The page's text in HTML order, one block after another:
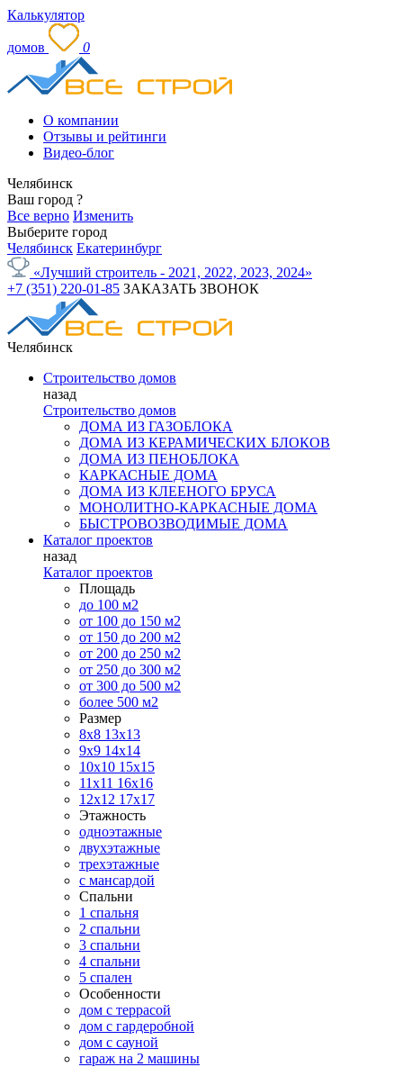
Калькулятор
домов 0
О компании
Отзывы и рейтинги
Видео-блог
Челябинск
Ваш город ?
Все верно Изменить
Выберите город
Челябинск Екатеринбург
«Лучший строитель - 2021, 2022, 2023, 2024»
+7 (351) 220-01-85 ЗАКАЗАТЬ ЗВОНОК
Челябинск
Строительство домов
назад
Строительство домов
ДОМА ИЗ ГАЗОБЛОКА
ДОМА ИЗ КЕРАМИЧЕСКИХ БЛОКОВ
ДОМА ИЗ ПЕНОБЛОКА
КАРКАСНЫЕ ДОМА
ДОМА ИЗ КЛЕЕНОГО БРУСА
МОНОЛИТНО-КАРКАСНЫЕ ДОМА
БЫСТРОВОЗВОДИМЫЕ ДОМА
Каталог проектов
назад
Каталог проектов
Площадь
до 100 м2
от 100 до 150 м2
от 150 до 200 м2
от 200 до 250 м2
от 250 до 300 м2
от 300 до 500 м2
более 500 м2
Размер
8х8 13х13
9х9 14х14
10х10 15х15
11x11 16х16
12х12 17х17
Этажность
одноэтажные
двухэтажные
трехэтажные
с мансардой
Спальни
1 спальня
2 спальни
3 спальни
4 спальни
5 спален
Особенности
дом с террасой
дом с гардеробной
дом с сауной
гараж на 2 машины